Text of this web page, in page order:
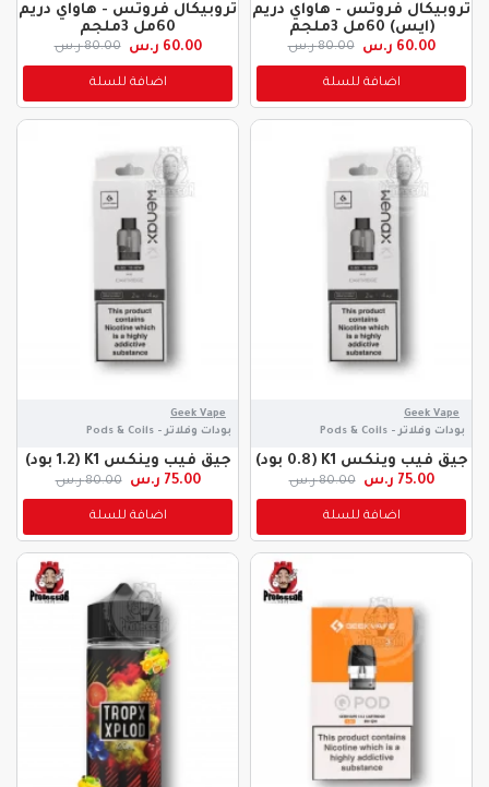
تروبيكال فروتس - هاواي دريم
(ايس) 60مل 3ملجم
60.00 ر.س 80.00 ر.س
اضافة للسلة
تروبيكال فروتس - هاواي دريم
60مل 3ملجم
60.00 ر.س 80.00 ر.س
اضافة للسلة
Geek Vape
بودات وفلاتر - Pods & Coils
جيق فيب وينكس K1 (0.8 بود)
75.00 ر.س 80.00 ر.س
اضافة للسلة
Geek Vape
بودات وفلاتر - Pods & Coils
جيق فيب وينكس K1 (1.2 بود)
75.00 ر.س 80.00 ر.س
اضافة للسلة